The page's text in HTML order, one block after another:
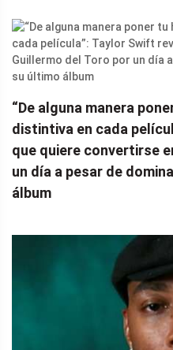
“De alguna manera
distintiva en cada
que quiere convertirse
un día a pesar de
álbum